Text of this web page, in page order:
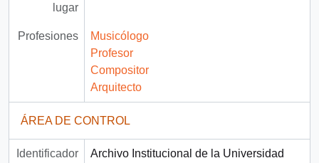
lugar
Profesiones
Musicólogo
Profesor
Compositor
Arquitecto
ÁREA DE CONTROL
Identificador
Archivo Institucional de la Universidad